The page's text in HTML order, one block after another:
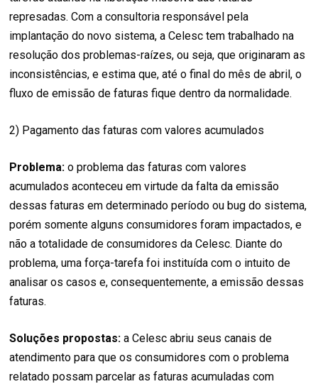
represadas. Com a consultoria responsável pela
implantação do novo sistema, a Celesc tem trabalhado na
resolução dos problemas-raízes, ou seja, que originaram as
inconsistências, e estima que, até o final do mês de abril, o
fluxo de emissão de faturas fique dentro da normalidade.
2) Pagamento das faturas com valores acumulados
Problema: o problema das faturas com valores
acumulados aconteceu em virtude da falta da emissão
dessas faturas em determinado período ou bug do sistema,
porém somente alguns consumidores foram impactados, e
não a totalidade de consumidores da Celesc. Diante do
problema, uma força-tarefa foi instituída com o intuito de
analisar os casos e, consequentemente, a emissão dessas
faturas.
Soluções propostas: a Celesc abriu seus canais de
atendimento para que os consumidores com o problema
relatado possam parcelar as faturas acumuladas com